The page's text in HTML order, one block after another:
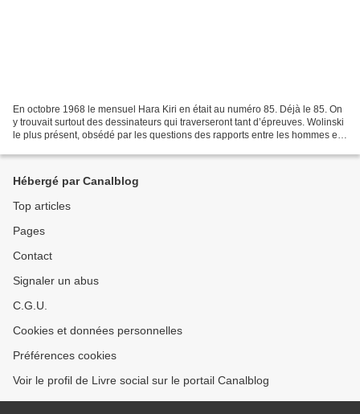
En octobre 1968 le mensuel Hara Kiri en était au numéro 85. Déjà le 85. On
y trouvait surtout des dessinateurs qui traverseront tant d’épreuves. Wolinski
le plus présent, obsédé par les questions des rapports entre les hommes et
Hébergé par Canalblog
Top articles
Pages
Contact
Signaler un abus
C.G.U.
Cookies et données personnelles
Préférences cookies
Voir le profil de Livre social sur le portail Canalblog